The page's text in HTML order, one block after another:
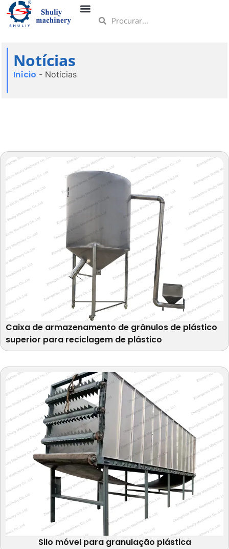
Notícias
Início - Notícias
Caixa de armazenamento de grânulos de plástico
superior para reciclagem de plástico
Silo móvel para granulação plástica